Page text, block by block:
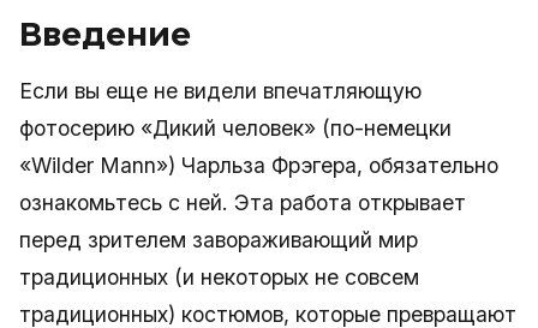
Введение
Если вы еще не видели впечатляющую
фотосерию «Дикий человек» (по-немецки
«Wilder Mann») Чарльза Фрэгера, обязательно
ознакомьтесь с ней. Эта работа открывает
перед зрителем завораживающий мир
традиционных (и некоторых не совсем
традиционных) костюмов, которые превращают